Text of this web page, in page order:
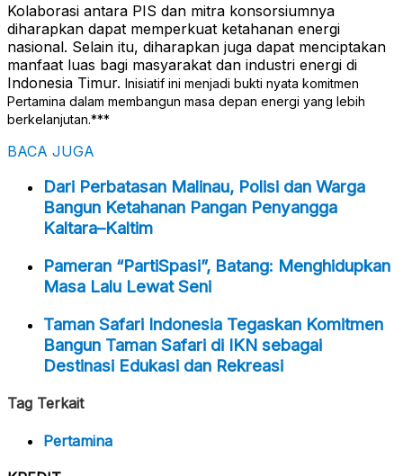
Kolaborasi antara PIS dan mitra konsorsiumnya
diharapkan dapat memperkuat ketahanan energi
nasional. Selain itu, diharapkan juga dapat menciptakan
manfaat luas bagi masyarakat dan industri energi di
Indonesia Timur. Inisiatif ini menjadi bukti nyata komitmen
Pertamina dalam membangun masa depan energi yang lebih
berkelanjutan.***
BACA JUGA
Dari Perbatasan Malinau, Polisi dan Warga
Bangun Ketahanan Pangan Penyangga
Kaltara–Kaltim
Pameran “PartiSpasi”, Batang: Menghidupkan
Masa Lalu Lewat Seni
Taman Safari Indonesia Tegaskan Komitmen
Bangun Taman Safari di IKN sebagai
Destinasi Edukasi dan Rekreasi
Tag Terkait
Pertamina